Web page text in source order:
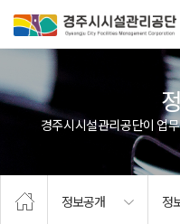
경주시시설관리공단이 업
정보공개 정